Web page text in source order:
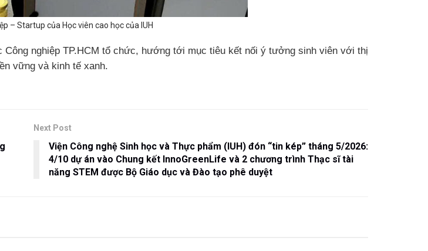
– Startup của Học viên cao học của IUH
nghiệp TP.HCM tổ chức, hướng tới mục tiêu kết nối ý tưởng sinh viên với thị
vững và kinh tế xanh.
Next Post
Viện Công nghệ Sinh học và Thực phẩm (IUH) đón “tin kép” tháng 5/2026:
4/10 dự án vào Chung kết InnoGreenLife và 2 chương trình Thạc sĩ tài
năng STEM được Bộ Giáo dục và Đào tạo phê duyệt